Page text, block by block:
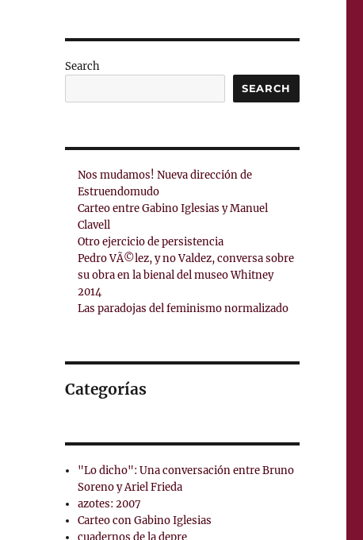
Search
SEARCH
Nos mudamos! Nueva dirección de
Estruendomudo
Carteo entre Gabino Iglesias y Manuel
Clavell
Otro ejercicio de persistencia
Pedro VÃ©lez, y no Valdez, conversa sobre
su obra en la bienal del museo Whitney
2014
Las paradojas del feminismo normalizado
Categorías
"Lo dicho": Una conversación entre Bruno
Soreno y Ariel Frieda
azotes: 2007
Carteo con Gabino Iglesias
cuadernos de la depre